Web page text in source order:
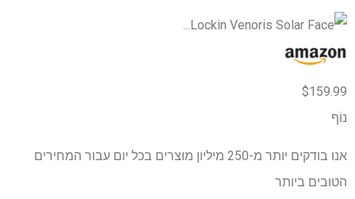
$159.99
נוֹף
אנו בודקים יותר מ-250 מיליון מוצרים בכל יום עבור המחירים
הטובים ביותר